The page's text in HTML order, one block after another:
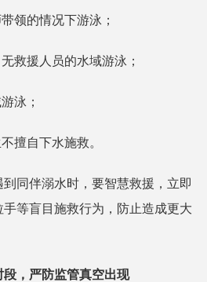
的情况下游泳；
援人员的水域游泳；
泳；
自下水施救。
同伴溺水时，要智慧救援，立即
等盲目施救行为，防止造成更大
，严防监管真空出现